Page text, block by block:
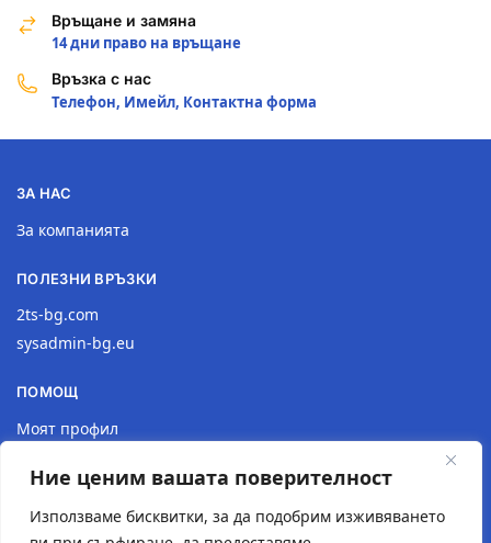
Ние ценим вашата поверителност
Използваме бисквитки, за да подобрим изживяването
Връщане и замяна
14 дни право на връщане
Връзка с нас
Телефон, Имейл, Контактна форма
ЗА НАС
За компанията
ПОЛЕЗНИ ВРЪЗКИ
2ts-bg.com
sysadmin-bg.eu
ПОМОЩ
Моят профил
Връщане на продукт
Политика за поверителност